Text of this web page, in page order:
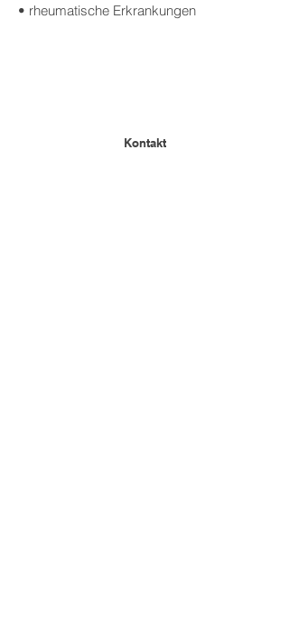
• rheumatische Erkrankungen
Kontakt